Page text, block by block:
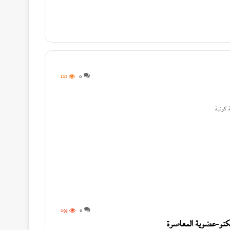
0
121
0
293
عضوية المعاصرة